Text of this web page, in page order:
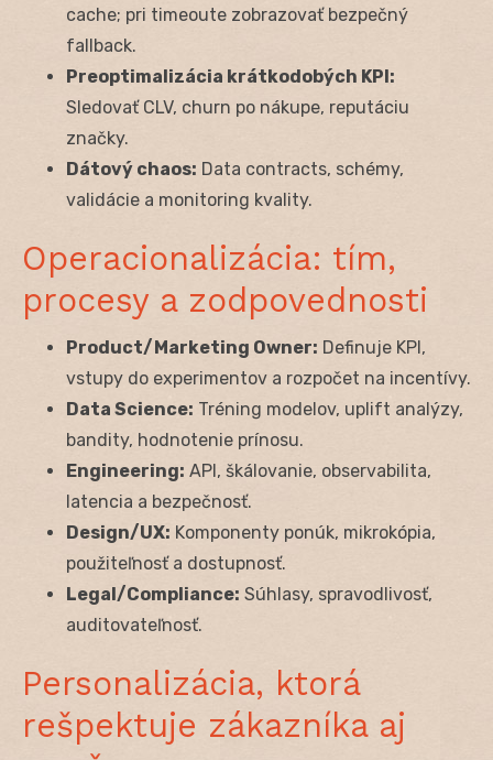
cache; pri timeoute zobrazovať bezpečný
fallback.
Preoptimalizácia krátkodobých KPI:
Sledovať CLV, churn po nákupe, reputáciu
značky.
Dátový chaos: Data contracts, schémy,
validácie a monitoring kvality.
Operacionalizácia: tím,
procesy a zodpovednosti
Product/Marketing Owner: Definuje KPI,
vstupy do experimentov a rozpočet na incentívy.
Data Science: Tréning modelov, uplift analýzy,
bandity, hodnotenie prínosu.
Engineering: API, škálovanie, observabilita,
latencia a bezpečnosť.
Design/UX: Komponenty ponúk, mikrokópia,
použiteľnosť a dostupnosť.
Legal/Compliance: Súhlasy, spravodlivosť,
auditovateľnosť.
Personalizácia, ktorá
rešpektuje zákazníka aj